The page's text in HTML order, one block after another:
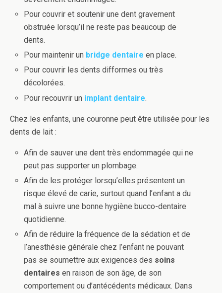
Pour couvrir et soutenir une dent gravement
obstruée lorsqu’il ne reste pas beaucoup de
dents.
Pour maintenir un bridge dentaire en place.
Pour couvrir les dents difformes ou très
décolorées.
Pour recouvrir un implant dentaire.
Chez les enfants, une couronne peut être utilisée pour les
dents de lait :
Afin de sauver une dent très endommagée qui ne
peut pas supporter un plombage.
Afin de les protéger lorsqu’elles présentent un
risque élevé de carie, surtout quand l’enfant a du
mal à suivre une bonne hygiène bucco-dentaire
quotidienne.
Afin de réduire la fréquence de la sédation et de
l’anesthésie générale chez l’enfant ne pouvant
pas se soumettre aux exigences des soins
dentaires en raison de son âge, de son
comportement ou d’antécédents médicaux. Dans